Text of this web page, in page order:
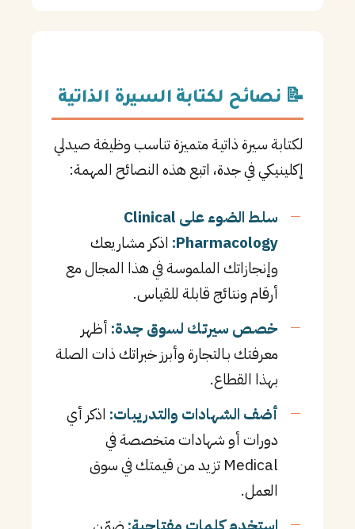
📝 نصائح لكتابة السيرة الذاتية
لكتابة سيرة ذاتية متميزة تناسب وظيفة صيدلي
إكلينيكي في جدة، اتبع هذه النصائح المهمة:
سلط الضوء على Clinical
Pharmacology: اذكر مشاريعك
وإنجازاتك الملموسة في هذا المجال مع
أرقام ونتائج قابلة للقياس.
خصص سيرتك لسوق جدة: أظهر
معرفتك بـالتجارة وأبرز خبراتك ذات الصلة
بهذا القطاع.
أضف الشهادات والتدريبات: اذكر أي
دورات أو شهادات متخصصة في
Medical تزيد من قيمتك في سوق
العمل.